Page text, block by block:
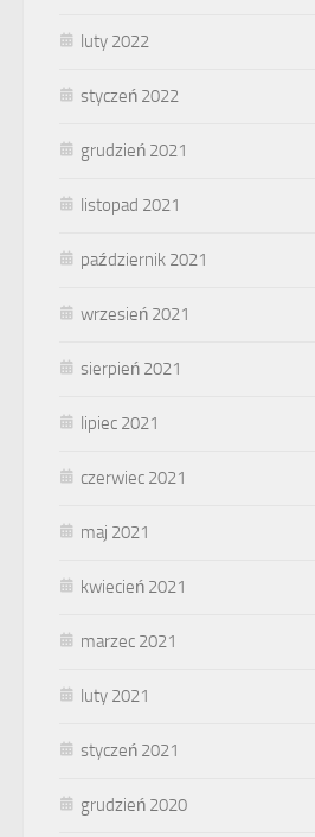
luty 2022
styczeń 2022
grudzień 2021
listopad 2021
październik 2021
wrzesień 2021
sierpień 2021
lipiec 2021
czerwiec 2021
maj 2021
kwiecień 2021
marzec 2021
luty 2021
styczeń 2021
grudzień 2020